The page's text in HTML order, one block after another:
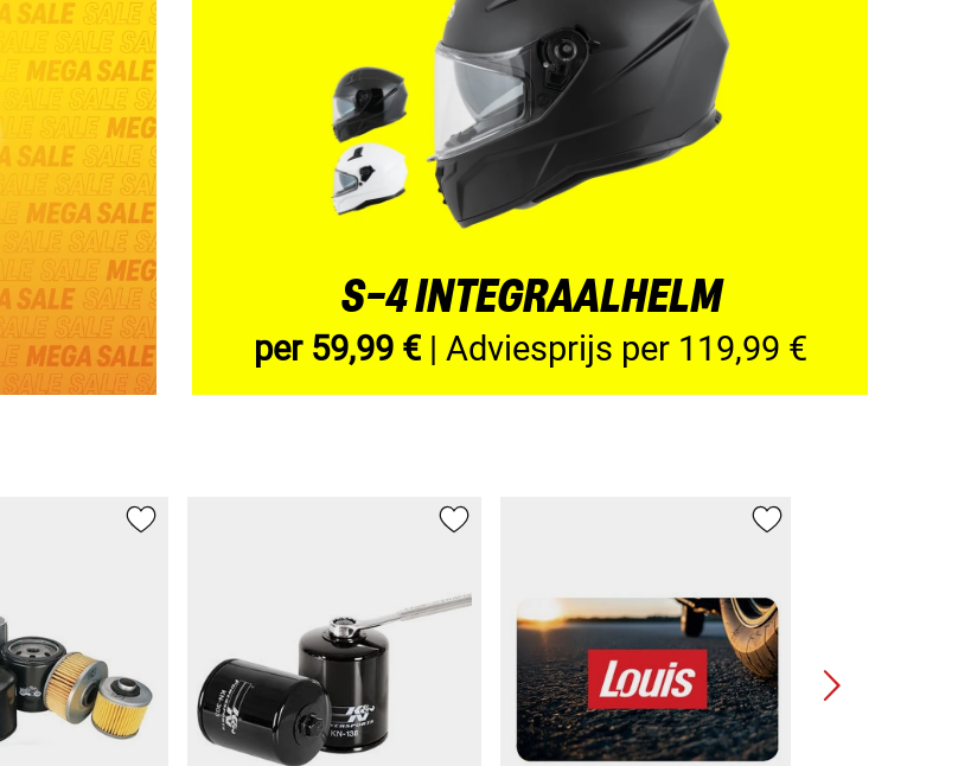
S-4 INTEGRAALHELM
per 59,99 €| Adviesprijs per 119,99 €